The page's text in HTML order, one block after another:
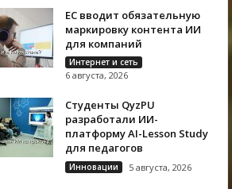
ЕС вводит обязательную
маркировку контента ИИ
для компаний
Интернет и сеть
6 августа, 2026
Студенты QyzPU
разработали ИИ-
платформу AI-Lesson Study
для педагогов
Инновации 5 августа, 2026